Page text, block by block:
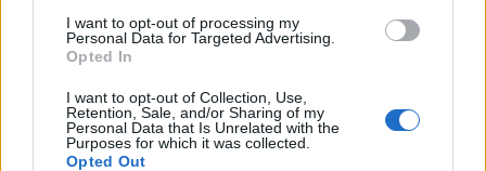
consent section.
I want to opt-out of processing my
Personal Data for Targeted Advertising.
Opted In
I want to opt-out of Collection, Use,
Retention, Sale, and/or Sharing of my
Personal Data that Is Unrelated with the
Purposes for which it was collected.
Opted Out
FRASI
Frasi celebri
Frasi da condividere
Poesie